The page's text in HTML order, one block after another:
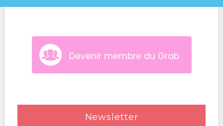
Devenir membre du Grab
Newsletter